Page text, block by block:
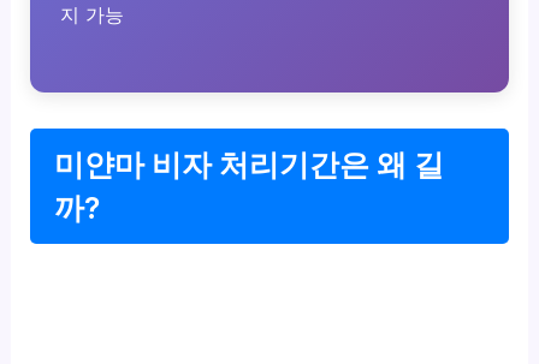
지 가능
미얀마 비자 처리기간은 왜 길
까?